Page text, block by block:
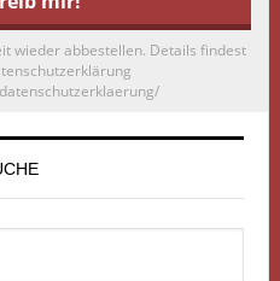
wieder abbestellen. Details findest